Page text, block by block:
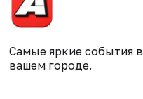
Самые яркие события в
вашем городе.